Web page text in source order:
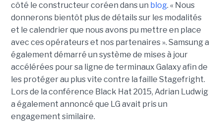
côté le constructeur coréen dans un blog. « Nous
donnerons bientôt plus de détails sur les modalités
et le calendrier que nous avons pu mettre en place
avec ces opérateurs et nos partenaires ». Samsung a
également démarré un système de mises à jour
accélérées pour sa ligne de terminaux Galaxy afin de
les protéger au plus vite contre la faille Stagefright.
Lors de la conférence Black Hat 2015, Adrian Ludwig
a également annoncé que LG avait pris un
engagement similaire.